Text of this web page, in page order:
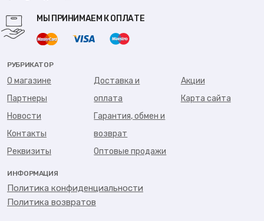
МЫ ПРИНИМАЕМ К ОПЛАТЕ
РУБРИКАТОР
О магазине
Партнеры
Новости
Контакты
Реквизиты
Доставка и
оплата
Гарантия, обмен и
возврат
Оптовые продажи
Акции
Карта сайта
ИНФОРМАЦИЯ
Политика конфиденциальности
Политика возвратов